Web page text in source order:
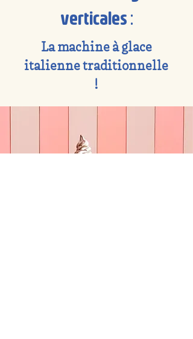
verticales :
La machine à glace
italienne traditionnelle
!